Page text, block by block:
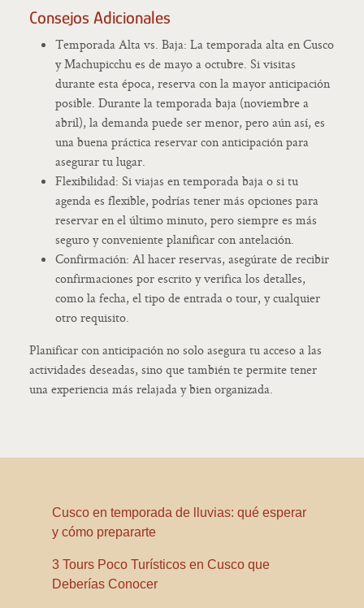
Consejos Adicionales
Temporada Alta vs. Baja: La temporada alta en Cusco
y Machupicchu es de mayo a octubre. Si visitas
durante esta época, reserva con la mayor anticipación
posible. Durante la temporada baja (noviembre a
abril), la demanda puede ser menor, pero aún así, es
una buena práctica reservar con anticipación para
asegurar tu lugar.
Flexibilidad: Si viajas en temporada baja o si tu
agenda es flexible, podrías tener más opciones para
reservar en el último minuto, pero siempre es más
seguro y conveniente planificar con antelación.
Confirmación: Al hacer reservas, asegúrate de recibir
confirmaciones por escrito y verifica los detalles,
como la fecha, el tipo de entrada o tour, y cualquier
otro requisito.
Planificar con anticipación no solo asegura tu acceso a las
actividades deseadas, sino que también te permite tener
una experiencia más relajada y bien organizada.
Cusco en temporada de lluvias: qué esperar
y cómo prepararte
3 Tours Poco Turísticos en Cusco que
Deberías Conocer